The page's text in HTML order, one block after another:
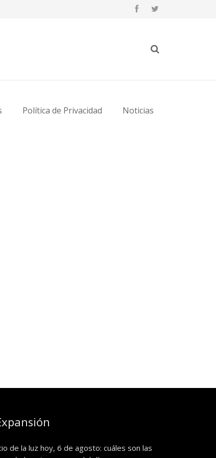
Política de Privacidad Noticias
de la luz hoy, 6 de agosto: cuáles son las